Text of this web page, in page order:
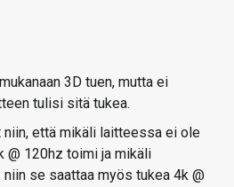
3D tuen, mutta ei
tulisi sitä tukea.
niin, että mikäli laitteessa ei ole
@ 120hz toimi ja mikäli
se saattaa myös tukea 4k @